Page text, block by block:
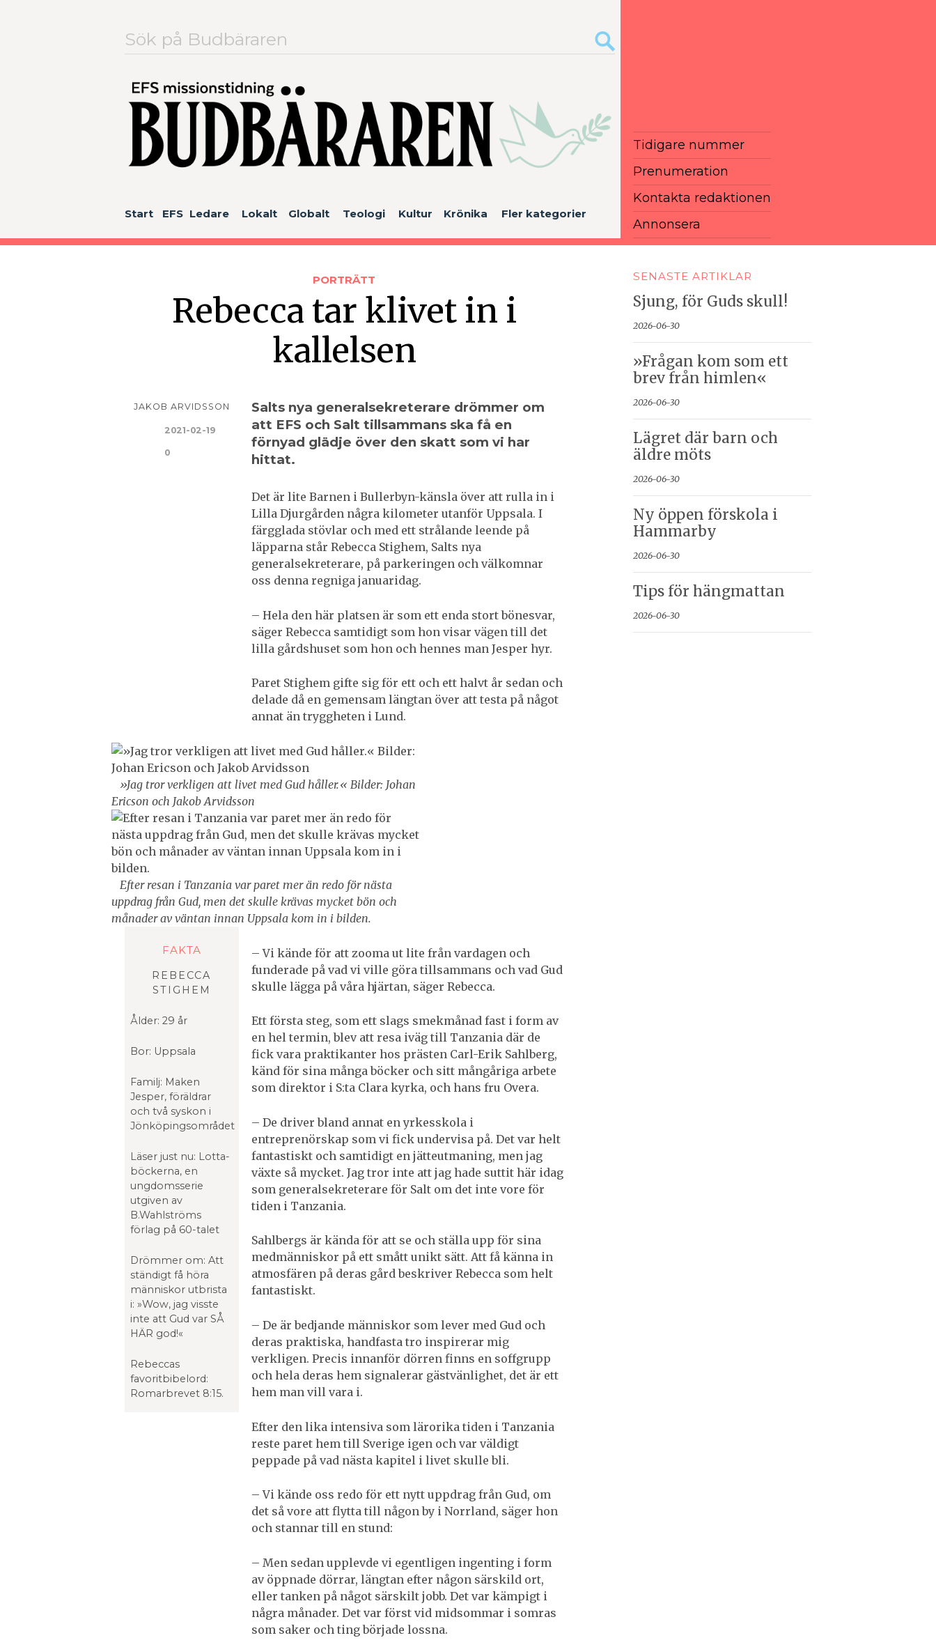
Sök
efter:
Start EFS Ledare Lokalt Globalt Teologi Kultur Krönika Fler kategorier
Tidigare nummer
Prenumeration
Kontakta redaktionen
Annonsera
PORTRÄTT
Rebecca tar klivet in i
kallelsen
JAKOB ARVIDSSON
2021-02-19
0
Salts nya generalsekreterare drömmer om
att EFS och Salt tillsammans ska få en
förnyad glädje över den skatt som vi har
hittat.
Det är lite Barnen i Bullerbyn-känsla över att rulla in i
Lilla Djurgården några kilometer utanför Uppsala. I
färgglada stövlar och med ett strålande leende på
läpparna står Rebecca Stighem, Salts nya
generalsekreterare, på parkeringen och välkomnar
oss denna regniga januaridag.
– Hela den här platsen är som ett enda stort bönesvar,
säger Rebecca samtidigt som hon visar vägen till det
lilla gårdshuset som hon och hennes man Jesper hyr.
Paret Stighem gifte sig för ett och ett halvt år sedan och
delade då en gemensam längtan över att testa på något
annat än tryggheten i Lund.
»Jag tror verkligen att livet med Gud håller.« Bilder: Johan
Ericson och Jakob Arvidsson
Efter resan i Tanzania var paret mer än redo för nästa
uppdrag från Gud, men det skulle krävas mycket bön och
månader av väntan innan Uppsala kom in i bilden.
FAKTA
REBECCA
STIGHEM
Ålder: 29 år
Bor: Uppsala
Familj: Maken
Jesper, föräldrar
och två syskon i
Jönköpingsområdet
Läser just nu: Lotta-
böckerna, en
ungdomsserie
utgiven av
B.Wahlströms
förlag på 60-talet
Drömmer om: Att
ständigt få höra
människor utbrista
i: »Wow, jag visste
inte att Gud var SÅ
HÄR god!«
Rebeccas
favoritbibelord:
Romarbrevet 8:15.
– Vi kände för att zooma ut lite från vardagen och
funderade på vad vi ville göra tillsammans och vad Gud
skulle lägga på våra hjärtan, säger Rebecca.
Ett första steg, som ett slags smekmånad fast i form av
en hel termin, blev att resa iväg till Tanzania där de
fick vara praktikanter hos prästen Carl-Erik Sahlberg,
känd för sina många böcker och sitt mångåriga arbete
som direktor i S:ta Clara kyrka, och hans fru Overa.
– De driver bland annat en yrkesskola i
entreprenörskap som vi fick undervisa på. Det var helt
fantastiskt och samtidigt en jätteutmaning, men jag
växte så mycket. Jag tror inte att jag hade suttit här idag
som generalsekreterare för Salt om det inte vore för
tiden i Tanzania.
Sahlbergs är kända för att se och ställa upp för sina
medmänniskor på ett smått unikt sätt. Att få känna in
atmosfären på deras gård beskriver Rebecca som helt
fantastiskt.
– De är bedjande människor som lever med Gud och
deras praktiska, handfasta tro inspirerar mig
verkligen. Precis innanför dörren finns en soffgrupp
och hela deras hem signalerar gästvänlighet, det är ett
hem man vill vara i.
Efter den lika intensiva som lärorika tiden i Tanzania
reste paret hem till Sverige igen och var väldigt
peppade på vad nästa kapitel i livet skulle bli.
– Vi kände oss redo för ett nytt uppdrag från Gud, om
det så vore att flytta till någon by i Norrland, säger hon
och stannar till en stund:
– Men sedan upplevde vi egentligen ingenting i form
av öppnade dörrar, längtan efter någon särskild ort,
eller tanken på något särskilt jobb. Det var kämpigt i
några månader. Det var först vid midsommar i somras
som saker och ting började lossna.
SENASTE ARTIKLAR
Sjung, för Guds skull!
2026-06-30
»Frågan kom som ett
brev från himlen«
2026-06-30
Lägret där barn och
äldre möts
2026-06-30
Ny öppen förskola i
Hammarby
2026-06-30
Tips för hängmattan
2026-06-30